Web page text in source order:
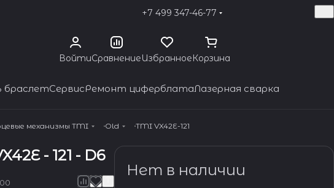
+7 499 347-46-77
ВойтиСравнениеИзбранноеКорзина
СервисРемонт циферблатаЛазерная сварка
механизмы TMI Old TMI VX42E-121
- 121 - D6
Нет в наличии